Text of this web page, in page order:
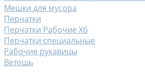
Мешки для мусора
Перчатки
Перчатки Рабочие Хб
Перчатки специальные
Рабочие рукавицы
Ветошь